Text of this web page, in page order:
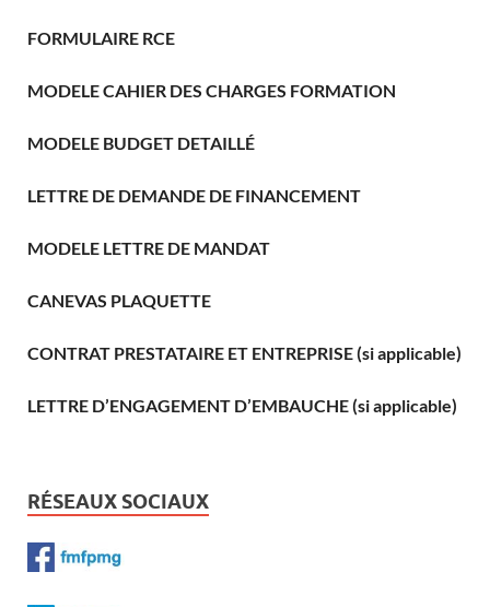
FORMULAIRE RCE
MODELE CAHIER DES CHARGES FORMATION
MODELE BUDGET DETAILLÉ
LETTRE DE DEMANDE DE FINANCEMENT
MODELE LETTRE DE MANDAT
CANEVAS PLAQUETTE
CONTRAT PRESTATAIRE ET ENTREPRISE (si applicable)
LETTRE D’ENGAGEMENT D’EMBAUCHE (si applicable)
RÉSEAUX SOCIAUX